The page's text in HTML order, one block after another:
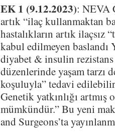
EK 1 (9.12.2023): NEVA
artık “ilaç kullanmaktan
hastalıkların artık ilaçsız
kabul edilmeyen baslandı
diyabet & insulin
düzenlerinde yaşam tarzı
koşuluyla” tedavi
Genetik yatkınlığı
mümkündür.” Bu yeni
and Surgeons’ta